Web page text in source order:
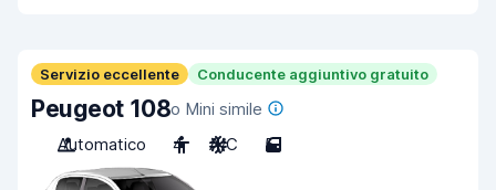
Servizio eccellente Conducente aggiuntivo gratuito
Peugeot 108o Mini simile
Automatico
4 A/C 5